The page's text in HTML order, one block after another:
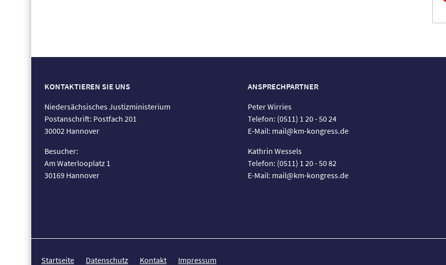
KONTAKTIEREN SIE UNS
Niedersächsisches Justizministerium
Postanschrift: Postfach 201
30002 Hannover
Besucher:
Am Waterlooplatz 1
30169 Hannover
ANSPRECHPARTNER
Peter Wirries
Telefon: (0511) 1 20 - 50 24
E-Mail: mail@km-kongress.de
Kathrin Wessels
Telefon: (0511) 1 20 - 50 82
E-Mail: mail@km-kongress.de
Startseite Datenschutz Kontakt Impressum